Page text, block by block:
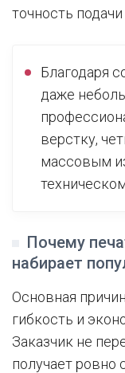
точность
Благодаря
даже
верстку,
массовым
Почему
набирает
Основная
гибкость и
Заказчик не
получает ровно